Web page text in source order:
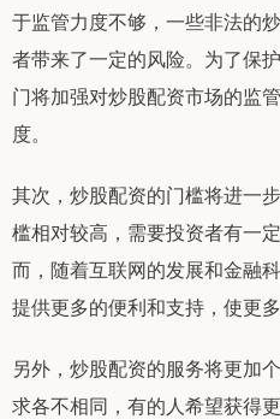
于监管力度不够，一些非法的
者带来了一定的风险。为了保
门将加强对炒股配资市场的监
度。
其次，炒股配资的门槛将进一
槛相对较高，需要投资者有一
而，随着互联网的发展和金融
提供更多的便利和支持，使更
另外，炒股配资的服务将更加
求各不相同，有的人希望获得